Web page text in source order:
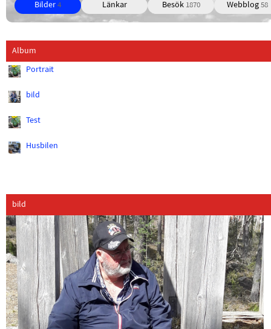
Bilder 4 Länkar Besök 1870 Webblog 58
Album
Portrait
bild
Test
Husbilen
bild